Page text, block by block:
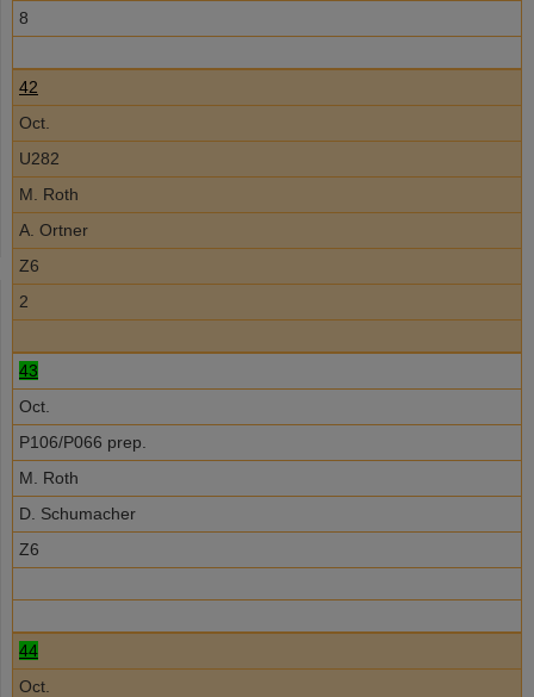
8
42
Oct.
U282
M. Roth
A. Ortner
Z6
2
43
Oct.
P106/P066 prep.
M. Roth
D. Schumacher
Z6
44
Oct.